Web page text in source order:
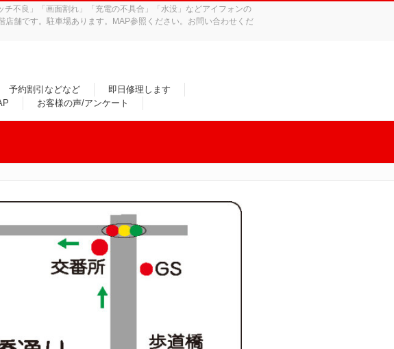
不良」「画面割れ」「充電の不具合」「水没」などアイフォンの
舗です。駐車場あります。MAP参照ください。お問い合わせくだ
予約割引などなど
即日修理します
お客様の声/アンケート